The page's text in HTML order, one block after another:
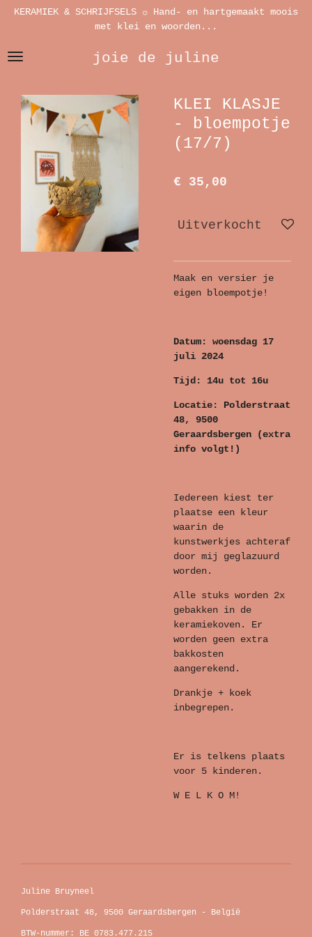
Ga
de
joie de juline
KERAMIEK & SCHRIJFSELS ☼ Hand- en hartgemaakt moois
met klei en woorden...
KLEI KLASJE
- bloempotje
(17/7)
€ 35,00
Uitverkocht
Maak en versier je
eigen bloempotje!
Datum: woensdag 17
juli 2024
Tijd: 14u tot 16u
Locatie: Polderstraat
48, 9500
Geraardsbergen (extra
info volgt!)
Iedereen kiest ter
plaatse een kleur
waarin de
kunstwerkjes achteraf
door mij geglazuurd
worden.
Alle stuks worden 2x
gebakken in de
keramiekoven. Er
worden geen extra
bakkosten
aangerekend.
Drankje + koek
inbegrepen.
Er is telkens plaats
voor 5 kinderen.
W E L K O M!
Juline Bruyneel
Polderstraat 48, 9500 Geraardsbergen - België
BTW-nummer: BE 0783.477.215